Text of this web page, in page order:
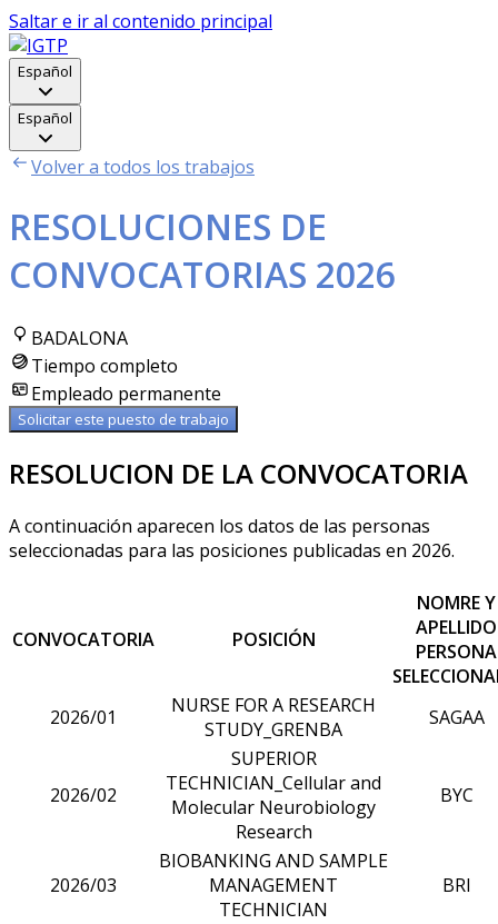
Saltar e ir al contenido principal
Español
Español
Volver a todos los trabajos
RESOLUCIONES DE
CONVOCATORIAS 2026
BADALONA
Tiempo completo
Empleado permanente
Solicitar este puesto de trabajo
RESOLUCION DE LA CONVOCATORIA
A continuación aparecen los datos de las personas
seleccionadas para las posiciones publicadas en 2026.
CONVOCATORIA POSICIÓN
NOMRE Y
APELLIDO
PERSONA
2026/01
NURSE FOR A RESEARCH
STUDY_GRENBA
SAGAA
2026/02
SUPERIOR
TECHNICIAN_Cellular and
Molecular Neurobiology
Research
BYC
2026/03
BIOBANKING AND SAMPLE
MANAGEMENT
TECHNICIAN
BRI